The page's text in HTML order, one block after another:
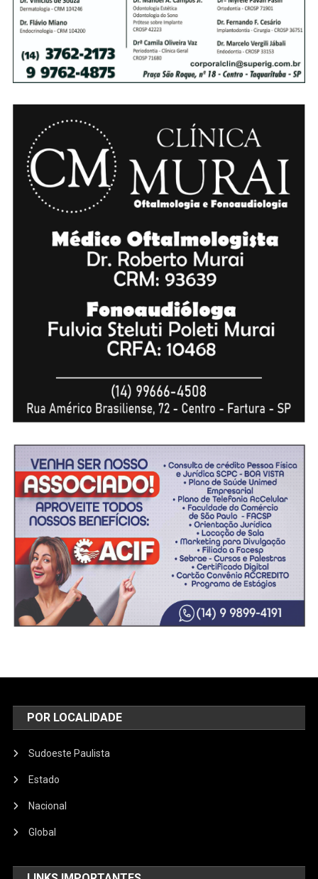
POR LOCALIDADE
Sudoeste Paulista
Estado
Nacional
Global